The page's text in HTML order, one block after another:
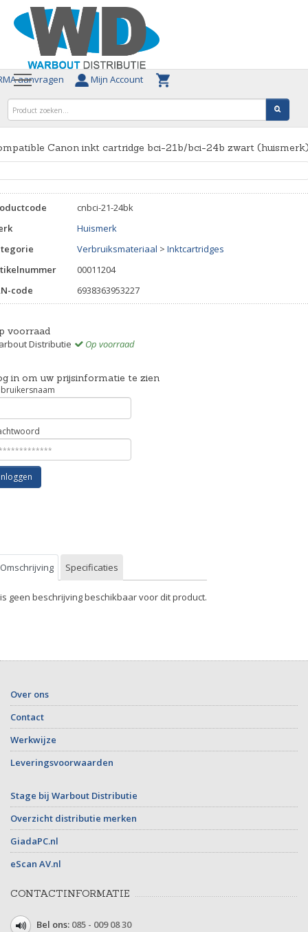
aanvragen Mijn Account
Canon inkt cartridge bci-21b/bci-24b zwart
cnbci-21-24bk
Huismerk
Verbruiksmateriaal > Inktcartridges
00011204
code
6938363953227
voorraad
Distributie
Op voorraad
in om uw prijsinformatie te zien
Omschrijving Specificaties
geen beschrijving beschikbaar voor dit product.
Over ons
Contact
Werkwijze
Leveringsvoorwaarden
Stage bij Warbout Distributie
Overzicht distributie merken
GiadaPC.nl
eScan AV.nl
CONTACTINFORMATIE
Bel ons: 085 - 009 08 30